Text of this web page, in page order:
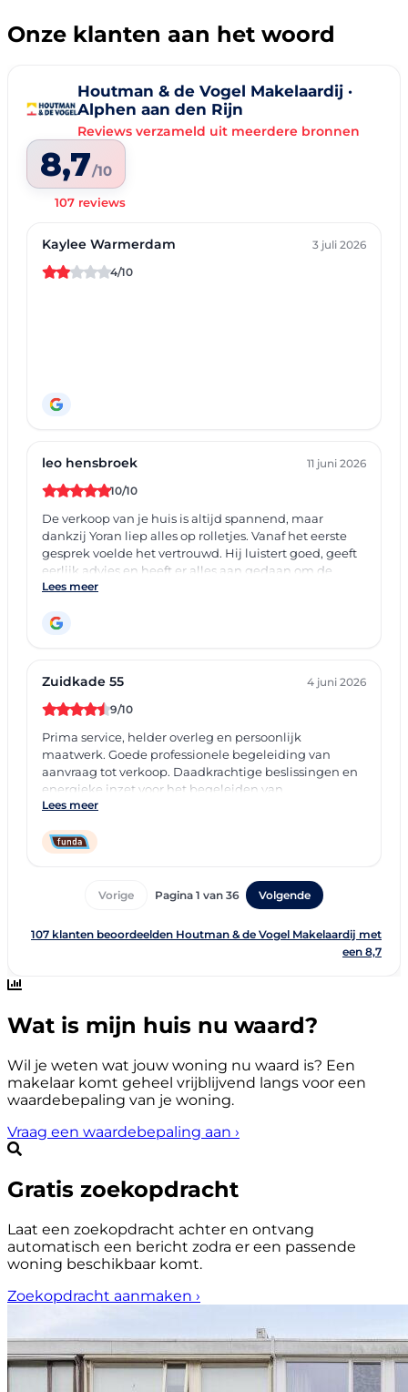
Onze klanten aan het woord
Wat is mijn huis nu waard?
Wil je weten wat jouw woning nu waard is? Een
makelaar komt geheel vrijblijvend langs voor een
waardebepaling van je woning.
Vraag een waardebepaling aan ›
Gratis zoekopdracht
Laat een zoekopdracht achter en ontvang
automatisch een bericht zodra er een passende
woning beschikbaar komt.
Zoekopdracht aanmaken ›